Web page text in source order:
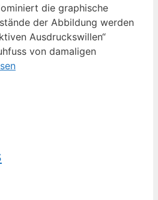
die graphische
der Abbildung werden
Ausdruckswillen“
von damaligen